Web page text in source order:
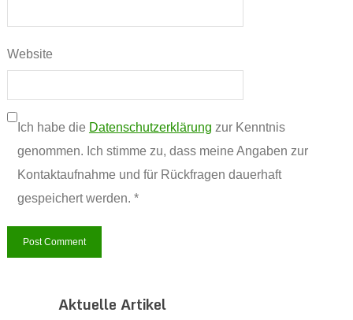
Website
Ich habe die Datenschutzerklärung zur Kenntnis
genommen. Ich stimme zu, dass meine Angaben zur
Kontaktaufnahme und für Rückfragen dauerhaft
gespeichert werden. *
Aktuelle Artikel